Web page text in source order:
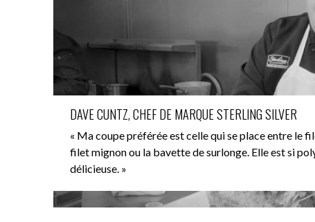
DAVE CUNTZ, CHEF DE MARQUE STERLING SILVER
« Ma coupe préférée est celle qui se place entre le
filet mignon ou la bavette de surlonge. Elle est si
délicieuse. »